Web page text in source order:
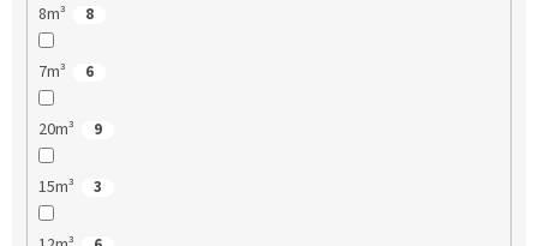
8m³ 8
7m³ 6
20m³ 9
15m³ 3